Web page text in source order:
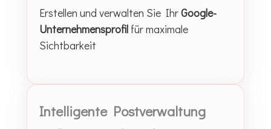
Erstellen und verwalten Sie IhrGoogle-
Unternehmensprofil für maximale
Sichtbarkeit
Intelligente Postverwaltung